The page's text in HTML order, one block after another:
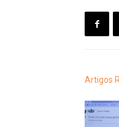
Artigos